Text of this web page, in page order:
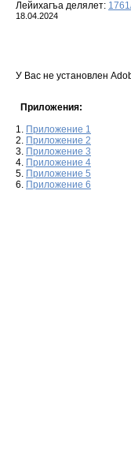
Лейихагъа делялет:
18.04.2024
У Вас не установлен
Приложения:
1. Приложение 1
2. Приложение 2
3. Приложение 3
4. Приложение 4
5. Приложение 5
6. Приложение 6